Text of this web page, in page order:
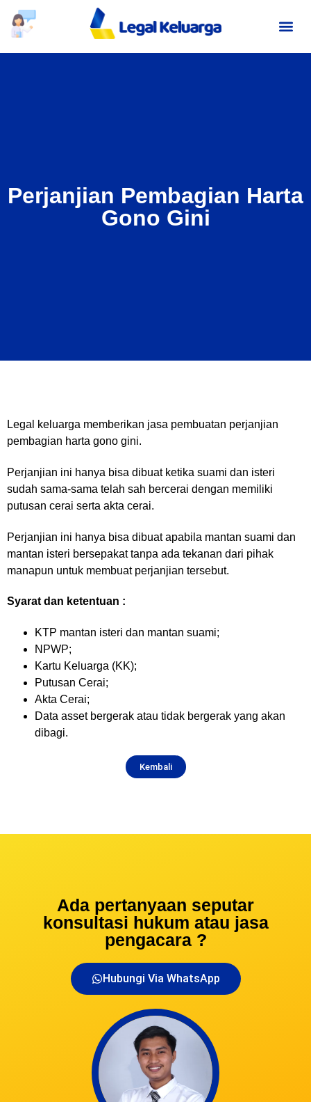
Perjanjian Pembagian Harta
Gono Gini
Legal keluarga memberikan jasa pembuatan perjanjian
pembagian harta gono gini.
Perjanjian ini hanya bisa dibuat ketika suami dan isteri
sudah sama-sama telah sah bercerai dengan memiliki
putusan cerai serta akta cerai.
Perjanjian ini hanya bisa dibuat apabila mantan suami dan
mantan isteri bersepakat tanpa ada tekanan dari pihak
manapun untuk membuat perjanjian tersebut.
Syaratdan ketentuan :
KTP mantan isteri dan mantan suami;
NPWP;
Kartu Keluarga (KK);
Putusan Cerai;
Akta Cerai;
Data asset bergerak atau tidak bergerak yang akan
dibagi.
Kembali
Ada pertanyaan seputar
konsultasi hukum atau jasa
pengacara ?
Hubungi Via WhatsApp